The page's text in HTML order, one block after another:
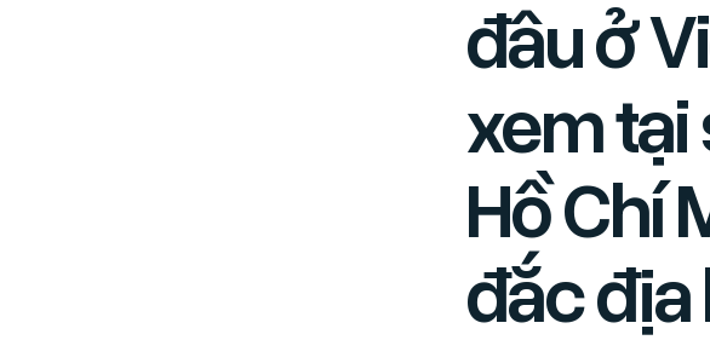
đâu ở
xem tại
Hồ Chí
đắc